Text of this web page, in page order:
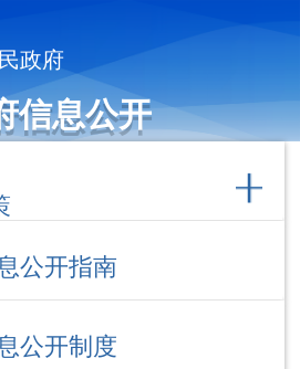
政府
信息公开
指南
开制度
开内容